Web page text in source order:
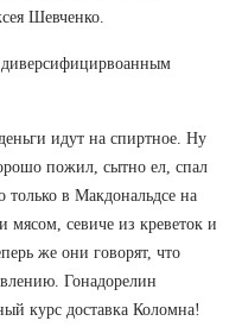
Шевченко.
идут на спиртное. Ну
пожил, сытно ел, спал
только в Макдональдсе на
севиче из креветок и
же они говорят, что
Гонадорелин
курс доставка Коломна!